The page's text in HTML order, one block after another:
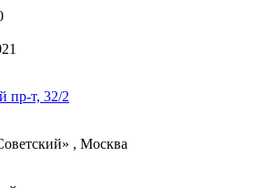
пр-т, 32/2
, Москва